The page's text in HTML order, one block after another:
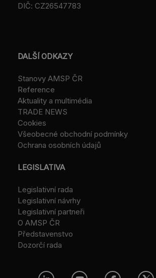
DIČ: CZ26547783
DALŠÍ ODKAZY
Stanovy AMSP ČR
Reference
Aktuality a multimédia
TRADE NEWS
Cookies
Všeobecné obchodní podmínky
Ochrana osobních údajů
LEGISLATIVA
Legislativní rada
Legislativní návrhy
Legislativní partneři
O AMSP ČR
Představenstvo
Dozorčí rada